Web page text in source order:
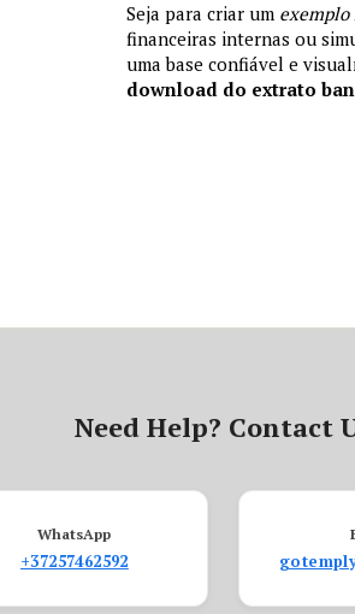
Seja para criar um
financeiras internas ou
uma base confiável e
download do extrato
Need Help? Contact
WhatsApp
+37257462592